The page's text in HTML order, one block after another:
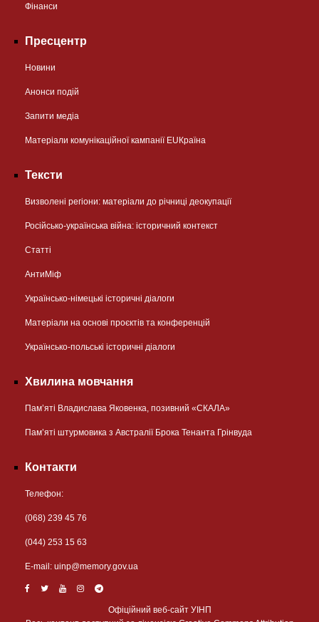
Фінанси
Пресцентр
Новини
Анонси подій
Запити медіа
Матеріали комунікаційної кампанії EUКраїна
Тексти
Визволені регіони: матеріали до річниці деокупації
Російсько-українська війна: історичний контекст
Статті
АнтиМіф
Українсько-німецькі історичні діалоги
Матеріали на основі проєктів та конференцій
Українсько-польські історичні діалоги
Хвилина мовчання
Пам’яті Владислава Яковенка, позивний «СКАЛА»
Пам’яті штурмовика з Австралії Брока Тенанта Грінвуда
Контакти
Телефон:
(068) 239 45 76
(044) 253 15 63
Е-mail: uinp@memory.gov.ua
Офіційний веб-сайт УІНП